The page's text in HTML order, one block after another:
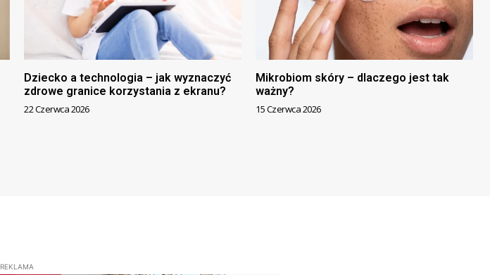
Dziecko a technologia – jak wyznaczyć
zdrowe granice korzystania z ekranu?
22 Czerwca 2026
Mikrobiom skóry – dlaczego jest tak
ważny?
15 Czerwca 2026
REKLAMA